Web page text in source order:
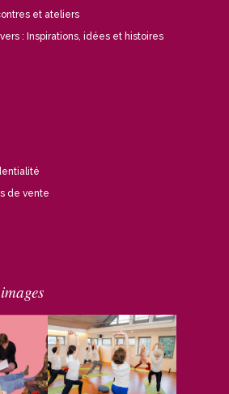
et ateliers
: Inspirations, idées et histoires
de vente